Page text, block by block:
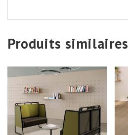
Produits similaires